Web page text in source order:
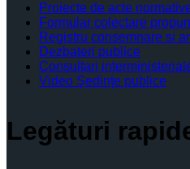
Proiecte de acte
Formular colectare
Registru consemnare si
Dezbateri publice
Consultari
Video Şedinţe publice
Legături